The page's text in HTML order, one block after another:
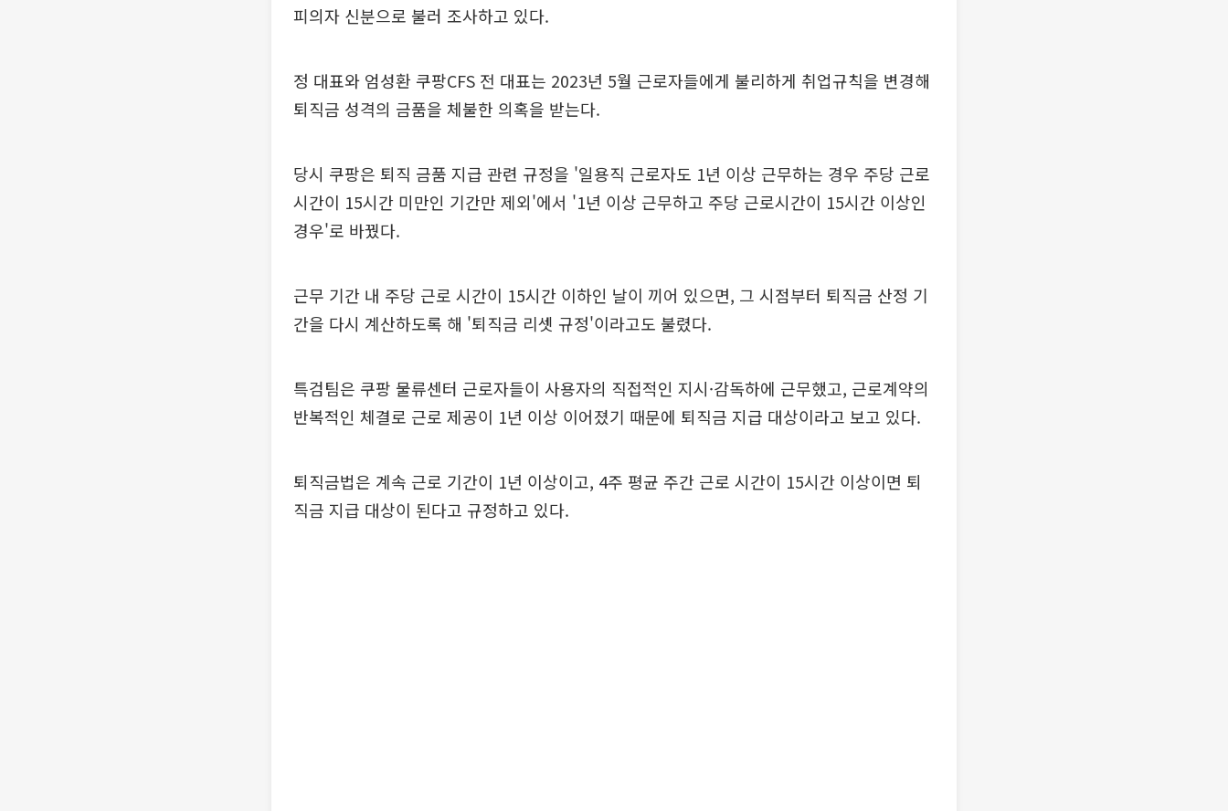
피의자 신분으로 불러 조사하고 있다.
정 대표와 엄성환 쿠팡CFS 전 대표는 2023년 5월 근로자들에게 불리하게 취업규칙을 변경해
퇴직금 성격의 금품을 체불한 의혹을 받는다.
당시 쿠팡은 퇴직 금품 지급 관련 규정을 '일용직 근로자도 1년 이상 근무하는 경우 주당 근로
시간이 15시간 미만인 기간만 제외'에서 '1년 이상 근무하고 주당 근로시간이 15시간 이상인
경우'로 바꿨다.
근무 기간 내 주당 근로 시간이 15시간 이하인 날이 끼어 있으면, 그 시점부터 퇴직금 산정 기
간을 다시 계산하도록 해 '퇴직금 리셋 규정'이라고도 불렸다.
특검팀은 쿠팡 물류센터 근로자들이 사용자의 직접적인 지시·감독하에 근무했고, 근로계약의
반복적인 체결로 근로 제공이 1년 이상 이어졌기 때문에 퇴직금 지급 대상이라고 보고 있다.
퇴직금법은 계속 근로 기간이 1년 이상이고, 4주 평균 주간 근로 시간이 15시간 이상이면 퇴
직금 지급 대상이 된다고 규정하고 있다.